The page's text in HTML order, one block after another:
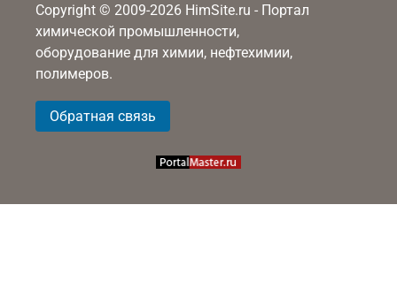
Copyright © 2009-2026 HimSite.ru - Портал
химической промышленности,
оборудование для химии, нефтехимии,
полимеров.
Обратная связь